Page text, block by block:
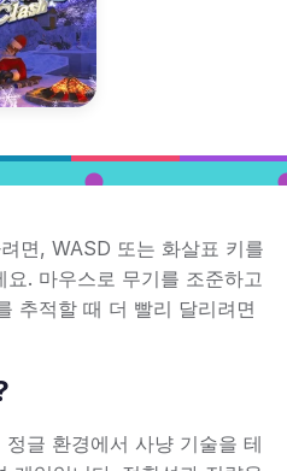
면, WASD 또는 화살표 키를
. 마우스로 무기를 조준하고
추적할 때 더 빨리 달리려면
글 환경에서 사냥 기술을 테